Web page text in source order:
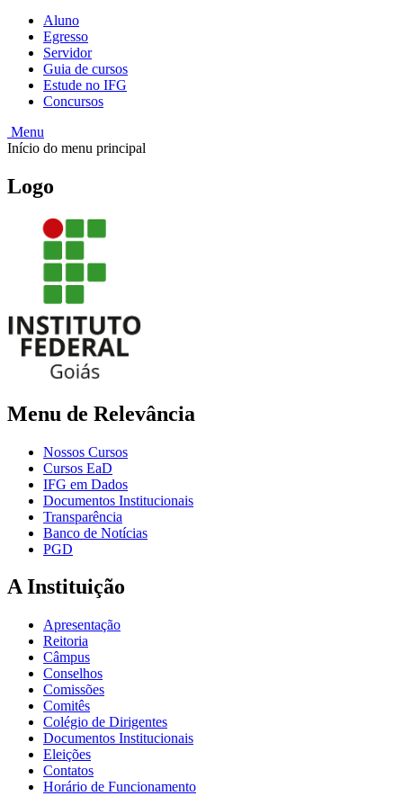
Aluno
Egresso
Servidor
Guia de cursos
Estude no IFG
Concursos
Menu
Início do menu principal
Logo
Menu de Relevância
Nossos Cursos
Cursos EaD
IFG em Dados
Documentos Institucionais
Transparência
Banco de Notícias
PGD
A Instituição
Apresentação
Reitoria
Câmpus
Conselhos
Comissões
Comitês
Colégio de Dirigentes
Documentos Institucionais
Eleições
Contatos
Horário de Funcionamento